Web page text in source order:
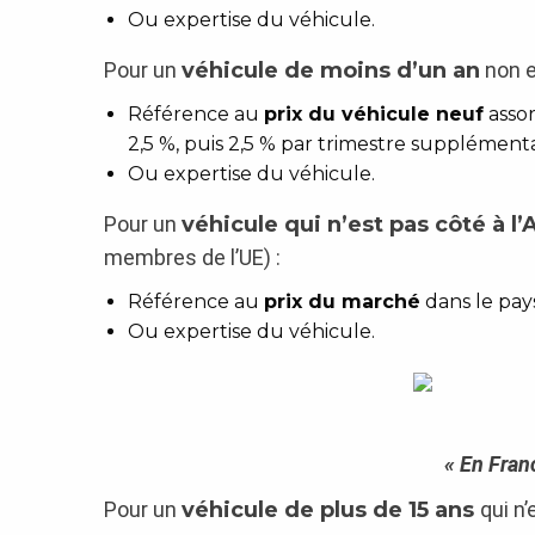
Ou expertise du véhicule.
Pour un véhicule de moins d’un an non
Référence au prix du véhicule neuf
2,5 %, puis 2,5 % par trimestre
Ou expertise du véhicule.
Pour un véhicule qui n’est pas côté à
membres de l’UE) :
Référence au prix du marché dans le
Ou expertise du véhicule.
« En
Pour un véhicule de plus de 15 ans qui